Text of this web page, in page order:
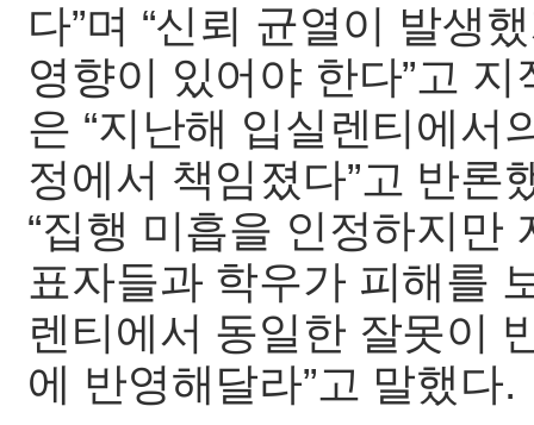
다”며 “신뢰 균열이 발생
영향이 있어야 한다”고
은 “지난해 입실렌티에서
정에서 책임졌다”고 반론
“집행 미흡을 인정하지만
표자들과 학우가 피해를
렌티에서 동일한 잘못이
에 반영해달라”고 말했다.